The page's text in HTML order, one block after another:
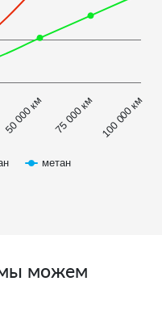
метан
50 000 км 75 000 км 100 000 км
мы можем